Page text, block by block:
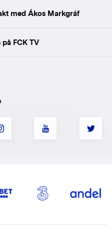
med Ákos Markgráf
FCK TV